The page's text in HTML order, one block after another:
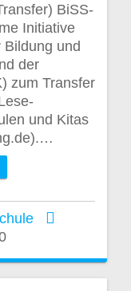
BiSS-
Initiative
und
der
zum Transfer
und Kitas